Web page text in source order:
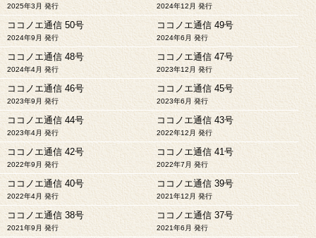
2025年3月 発行 2024年12月 発行
ココノエ通信 50号
2024年9月 発行
ココノエ通信 49号
2024年6月 発行
ココノエ通信 48号
2024年4月 発行
ココノエ通信 47号
2023年12月 発行
ココノエ通信 46号
2023年9月 発行
ココノエ通信 45号
2023年6月 発行
ココノエ通信 44号
2023年4月 発行
ココノエ通信 43号
2022年12月 発行
ココノエ通信 42号
2022年9月 発行
ココノエ通信 41号
2022年7月 発行
ココノエ通信 40号
2022年4月 発行
ココノエ通信 39号
2021年12月 発行
ココノエ通信 38号
2021年9月 発行
ココノエ通信 37号
2021年6月 発行